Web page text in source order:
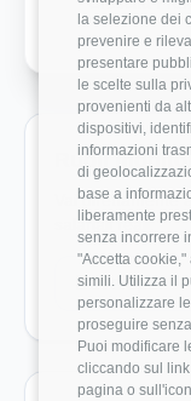
la selezione dei
prevenire e
presentare
le scelte sulla
provenienti da
dispositivi,
informazioni
di
base a
liberamente
senza incorrere
"Accetta
simili. Utilizza il
personalizzare
proseguire
Puoi modificare
cliccando sul
pagina o
Ruoli
Vai direttamente
salariali reali.
Developer